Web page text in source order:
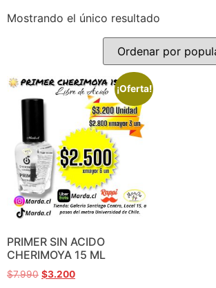
Mostrando el único resultado
¡Oferta!
PRIMER SIN ACIDO
CHERIMOYA 15 ML
$7.990 $3.200